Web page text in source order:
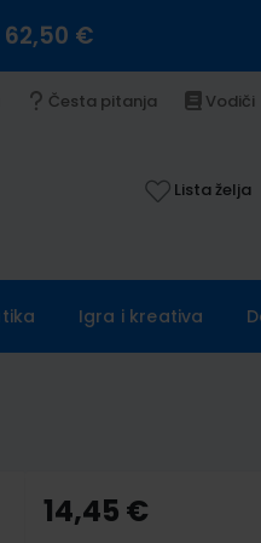
€
Česta pitanja Vodiči
Lista želja
Igra i kreativa
14,45 €